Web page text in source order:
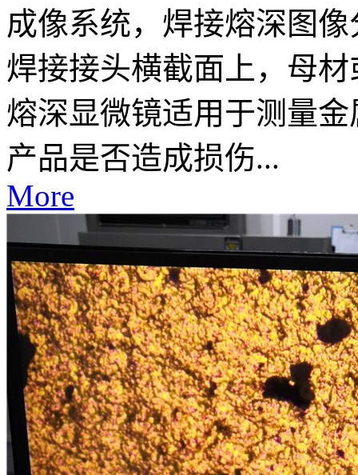
成像系统，焊接熔深图
焊接接头横截面上，母
熔深显微镜适用于测量
产品是否造成损伤...
More